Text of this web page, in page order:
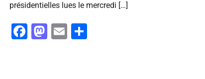
présidentielles lues le mercredi […]
Facebook
Mastodon
EmailPartager